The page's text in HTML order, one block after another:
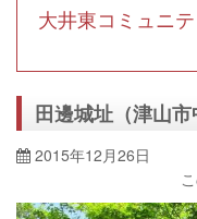
大井東コミュニ
田邊城址（津山市
2015年12月26日